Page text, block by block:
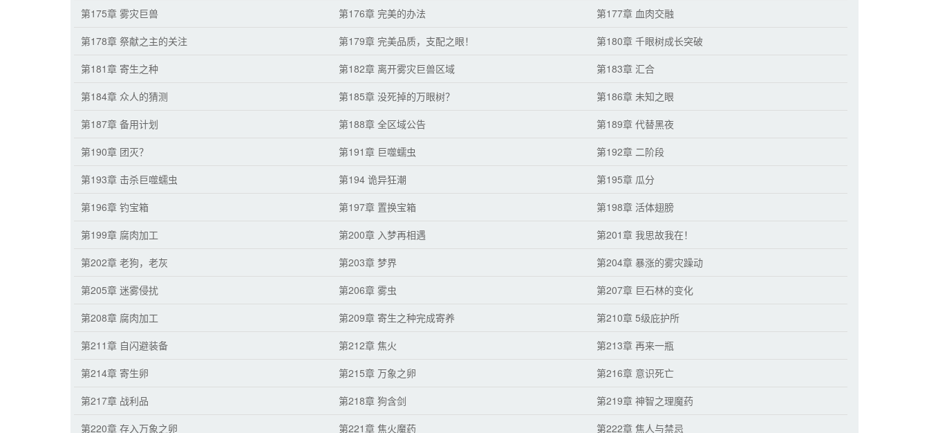
第175章 雾灾巨兽
第176章 完美的办法
第177章 血肉交融
第178章 祭献之主的关注
第179章 完美品质，支配之眼！
第180章 千眼树成长突破
第181章 寄生之种
第182章 离开雾灾巨兽区域
第183章 汇合
第184章 众人的猜测
第185章 没死掉的万眼树？
第186章 未知之眼
第187章 备用计划
第188章 全区域公告
第189章 代替黑夜
第190章 团灭？
第191章 巨噬蠕虫
第192章 二阶段
第193章 击杀巨噬蠕虫
第194 诡异狂潮
第195章 瓜分
第196章 钓宝箱
第197章 置换宝箱
第198章 活体翅膀
第199章 腐肉加工
第200章 入梦再相遇
第201章 我思故我在！
第202章 老狗，老灰
第203章 梦界
第204章 暴涨的雾灾躁动
第205章 迷雾侵扰
第206章 雾虫
第207章 巨石林的变化
第208章 腐肉加工
第209章 寄生之种完成寄养
第210章 5级庇护所
第211章 自闪避装备
第212章 焦火
第213章 再来一瓶
第214章 寄生卵
第215章 万象之卵
第216章 意识死亡
第217章 战利品
第218章 狗含剑
第219章 神智之理魔药
第220章 存入万象之卵
第221章 焦火魔药 第222章 焦人与禁忌